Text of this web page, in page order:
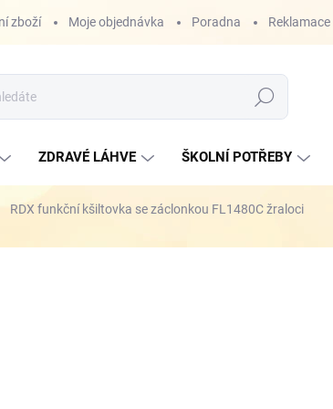
zboží Moje objednávka Poradna Reklamace
Hledat
ZDRAVÉ LÁHVE ŠKOLNÍ POTŘEBY
RDX funkční kšiltovka se záclonkou FL1480C žraloci